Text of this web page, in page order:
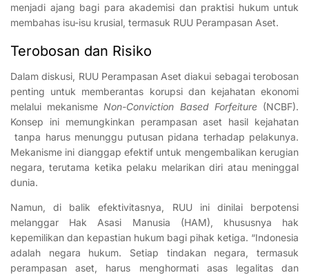
menjadi ajang bagi para akademisi dan praktisi hukum untuk
membahas isu-isu krusial, termasuk RUU Perampasan Aset.
Terobosan dan Risiko
Dalam diskusi, RUU Perampasan Aset diakui sebagai terobosan
penting untuk memberantas korupsi dan kejahatan ekonomi
melalui mekanismeNon-Conviction Based Forfeiture(NCBF).
Konsep ini memungkinkan perampasan aset hasil kejahatan
tanpa harus menunggu putusan pidana terhadap pelakunya.
Mekanisme ini dianggap efektif untuk mengembalikan kerugian
negara, terutama ketika pelaku melarikan diri atau meninggal
dunia.
Namun, di balik efektivitasnya, RUU ini dinilai berpotensi
melanggar Hak Asasi Manusia (HAM), khususnya hak
kepemilikan dan kepastian hukum bagi pihak ketiga. “Indonesia
adalah negara hukum. Setiap tindakan negara, termasuk
perampasan aset, harus menghormati asas legalitas dan